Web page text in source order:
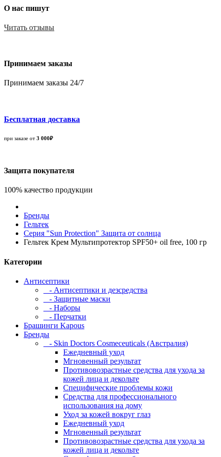
О нас пишут
Читать отзывы
Принимаем заказы
Принимаем заказы 24/7
Бесплатная доставка
при заказе от 3 000₽
Защита покупателя
100% качество продукции
Бренды
Гельтек
Серия "Sun Protection" Защита от солнца
Гельтек Крем Mультипротектор SPF50+ oil free, 100 гр
Категории
Антисептики
- Антисептики и дезсредства
- Защитные маски
- Наборы
- Перчатки
Брашинги Kapous
Бренды
- Skin Doctors Cosmeceuticals (Австралия)
Ежедневный уход
Мгновенный результат
Противовозрастные средства для ухода за
кожей лица и декольте
Специфические проблемы кожи
Средства для профессионального
использования на дому
Уход за кожей вокруг глаз
Ежедневный уход
Мгновенный результат
Противовозрастные средства для ухода за
кожей лица и декольте